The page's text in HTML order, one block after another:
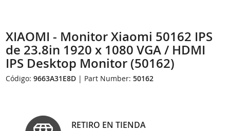
XIAOMI - Monitor Xiaomi 50162 IPS
de 23.8in 1920 x 1080 VGA / HDMI
IPS Desktop Monitor (50162)
Código:9663A31E8D | Part Number:50162
RETIRO EN TIENDA